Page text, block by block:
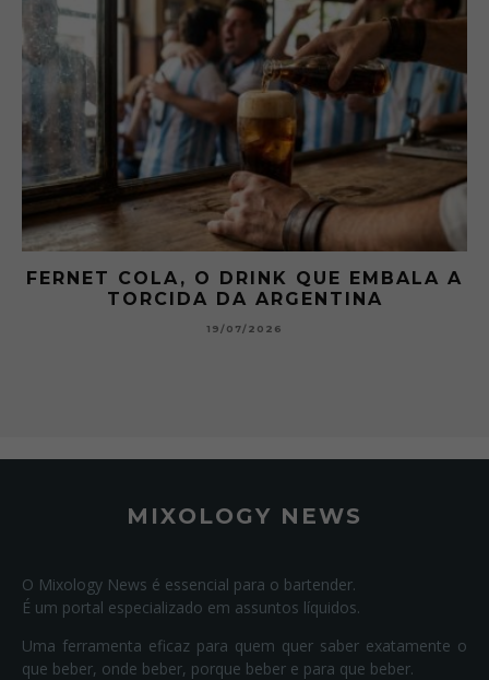
FERNET COLA, O DRINK QUE EMBALA A
TORCIDA DA ARGENTINA
19/07/2026
MIXOLOGY NEWS
O Mixology News é essencial para o bartender.
É um portal especializado em assuntos líquidos.
Uma ferramenta eficaz para quem quer saber exatamente o
que beber, onde beber, porque beber e para que beber.